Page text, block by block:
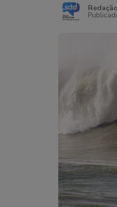
Redação